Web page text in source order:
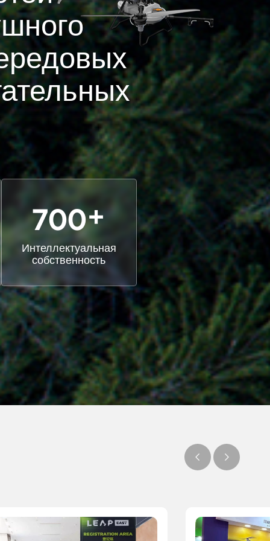
700+
Интеллектуальная
собственность